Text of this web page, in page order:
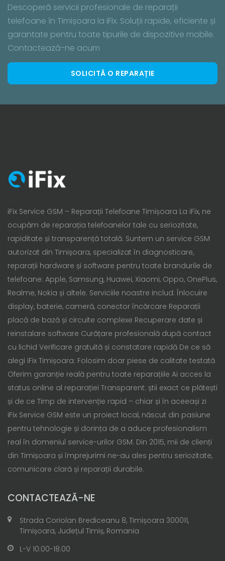
Descoperă servicii profesionale de reparații
telefoane în Timișoara la iFix. Soluții rapide, eficiente și
garantate pentru toate tipurile de dispozitive mobile.
Contactează-ne acum
SOLICITĂ O REPARAȚIE
iFix Service GSM – Reparații Telefoane Timișoara La iFix, ne
ocupăm de reparația telefoanelor tale cu seriozitate,
rapiditate și transparență totală. Suntem un service GSM
autorizat din Timișoara, specializat în diagnosticare,
reparații hardware și software pentru toate brandurile de
telefoane: Apple, Samsung, Huawei, Xiaomi, Oppo, OnePlus,
Realme, Nokia și altele. Serviciile noastre includ: Înlocuire
display, baterie, cameră, conector încărcare Reparații
placă de bază și circuite complexe Recuperare date și
reinstalare software Curățare profesională după contact
cu lichid Verificare gratuită și constatare rapidă De ce să
alegi iFix Timișoara: Folosim doar piese de calitate testată
Oferim garanție reală pentru toate reparațiile Ai acces la
status online al reparației Transparent: știi exact ce plătești
și de ce Timp de intervenție rapid – chiar și în aceeași zi
iFix Service GSM este un proiect local, născut din pasiune
pentru tehnologie și dorința de a aduce profesionalism
real în domeniul service-urilor GSM. Din 2015, mii de clienți
din Timișoara și împrejurimi ne-au ales pentru seriozitate,
comunicare clară și reparații durabile.
CONTACTEAZĂ-NE
Strada Coriolan Brediceanu 8, Timișoara 300011,
Timișoara, Județul Timiș, Romania
L-V 10:00-18:00